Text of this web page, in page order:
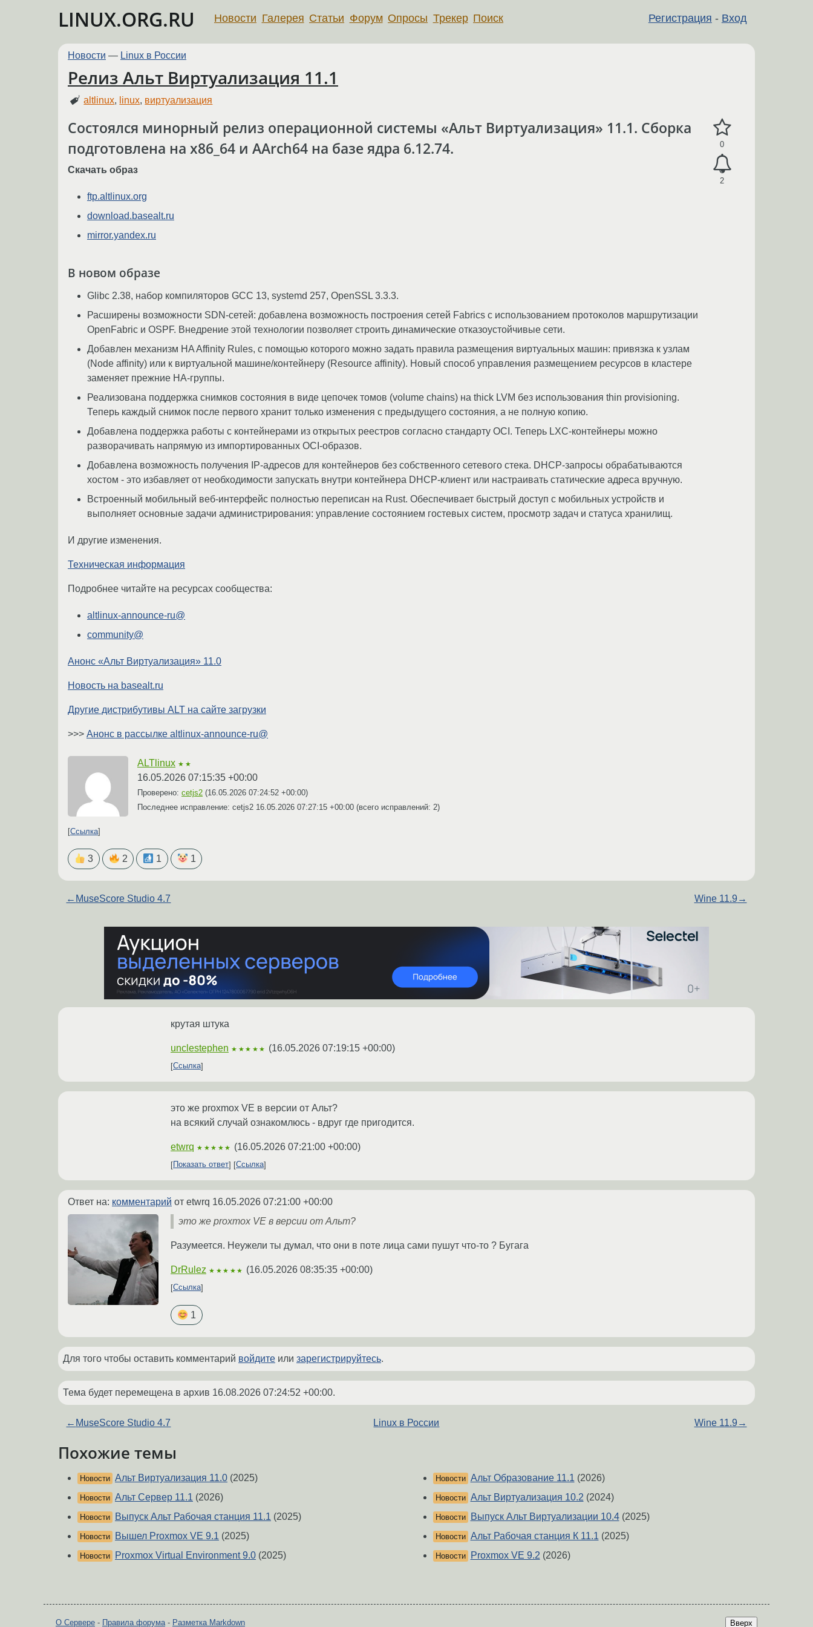
LINUX.ORG.RU Регистрация - Вход
Новости Галерея Статьи Форум Опросы Трекер Поиск
Новости — Linux в России
Релиз Альт Виртуализация 11.1
altlinux, linux, виртуализация
0
2
Состоялся минорный релиз операционной системы «Альт Виртуализация» 11.1. Сборка
подготовлена на x86_64 и AArch64 на базе ядра 6.12.74.
Скачать образ
ftp.altlinux.org
download.basealt.ru
mirror.yandex.ru
В новом образе
Glibc 2.38, набор компиляторов GCC 13, systemd 257, OpenSSL 3.3.3.
Расширены возможности SDN-сетей: добавлена возможность построения сетей Fabrics с использованием протоколов маршрутизации
OpenFabric и OSPF. Внедрение этой технологии позволяет строить динамические отказоустойчивые сети.
Добавлен механизм HA Affinity Rules, с помощью которого можно задать правила размещения виртуальных машин: привязка к узлам
(Node affinity) или к виртуальной машине/контейнеру (Resource affinity). Новый способ управления размещением ресурсов в кластере
заменяет прежние HA-группы.
Реализована поддержка снимков состояния в виде цепочек томов (volume chains) на thick LVM без использования thin provisioning.
Теперь каждый снимок после первого хранит только изменения с предыдущего состояния, а не полную копию.
Добавлена поддержка работы с контейнерами из открытых реестров согласно стандарту OCI. Теперь LXC-контейнеры можно
разворачивать напрямую из импортированных OCI-образов.
Добавлена возможность получения IP-адресов для контейнеров без собственного сетевого стека. DHCP-запросы обрабатываются
хостом - это избавляет от необходимости запускать внутри контейнера DHCP-клиент или настраивать статические адреса вручную.
Встроенный мобильный веб-интерфейс полностью переписан на Rust. Обеспечивает быстрый доступ с мобильных устройств и
выполняет основные задачи администрирования: управление состоянием гостевых систем, просмотр задач и статуса хранилищ.
И другие изменения.
Техническая информация
Подробнее читайте на ресурсах сообщества:
altlinux-announce-ru@
community@
Анонс «Альт Виртуализация» 11.0
Новость на basealt.ru
Другие дистрибутивы ALT на сайте загрузки
>>> Анонс в рассылке altlinux-announce-ru@
ALTlinux ★★
16.05.2026 07:15:35 +00:00
Проверено: cetjs2 (16.05.2026 07:24:52 +00:00)
Последнее исправление: cetjs2 16.05.2026 07:27:15 +00:00 (всего исправлений: 2)
Ссылка
3 2 1 1
← MuseScore Studio 4.7 Wine 11.9 →
крутая штука
unclestephen ★★★★★ (16.05.2026 07:19:15 +00:00)
Ссылка
это же proxmox VE в версии от Альт?
на всякий случай ознакомлюсь - вдруг где пригодится.
etwrq ★★★★★ (16.05.2026 07:21:00 +00:00)
Показать ответ Ссылка
Ответ на: комментарий от etwrq 16.05.2026 07:21:00 +00:00
это же proxmox VE в версии от Альт?
Разумеется. Неужели ты думал, что они в поте лица сами пушут что-то ? Бугага
DrRulez ★★★★★ (16.05.2026 08:35:35 +00:00)
Ссылка
1
Для того чтобы оставить комментарий войдите или зарегистрируйтесь.
Тема будет перемещена в архив 16.08.2026 07:24:52 +00:00.
← MuseScore Studio 4.7 Linux в России Wine 11.9 →
Похожие темы
Новости Альт Виртуализация 11.0 (2025)
Новости Альт Сервер 11.1 (2026)
Новости Выпуск Альт Рабочая станция 11.1 (2025)
Новости Вышел Proxmox VE 9.1 (2025)
Новости Proxmox Virtual Environment 9.0 (2025)
Новости Альт Образование 11.1 (2026)
Новости Альт Виртуализация 10.2 (2024)
Новости Выпуск Альт Виртуализации 10.4(2025)
Новости Альт Рабочая станция К 11.1 (2025)
Новости Proxmox VE 9.2 (2026)
Вверх
О Сервере - Правила форума- Разметка Markdown